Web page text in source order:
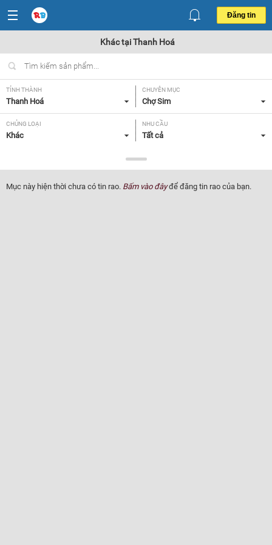
Đăng tin
Khác tại Thanh Hoá
TỈNH THÀNH
Thanh Hoá
CHUYÊN MỤC
Chợ Sim
CHỦNG LOẠI
Khác
NHU CẦU
Tất cả
Tất cả
Mục này hiện thời chưa có tin rao. Bấm vào đâyđể đăng tin rao của bạn.